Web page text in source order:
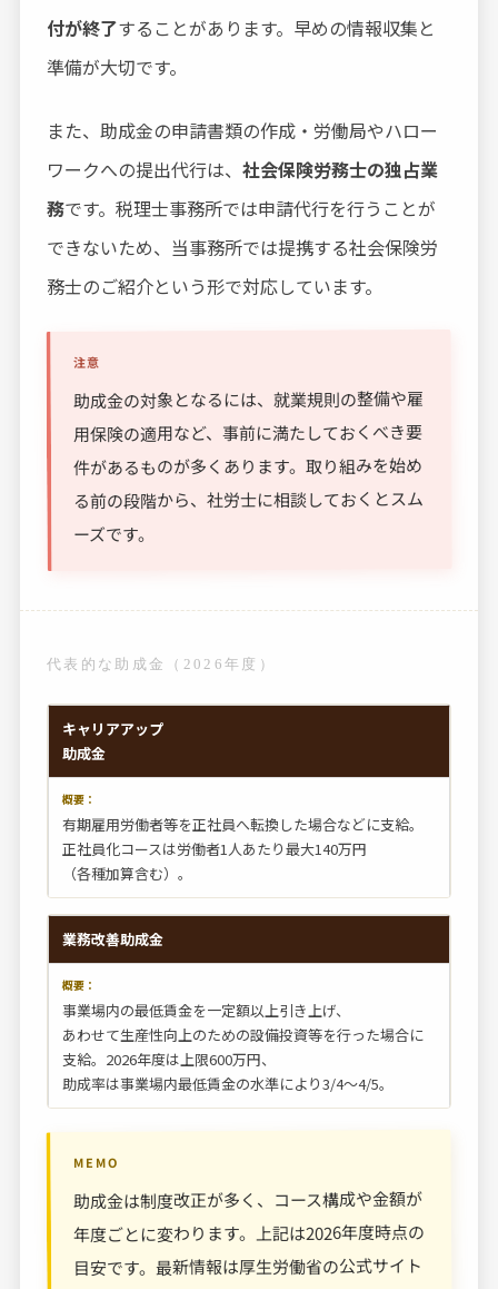
付が終了することがあります。早めの情報収集と
準備が大切です。
また、助成金の申請書類の作成・労働局やハロー
ワークへの提出代行は、 社会保険労務士の独占業
務です。税理士事務所では申請代行を行うことが
できないため、当事務所では提携する社会保険労
務士のご紹介という形で対応しています。
注意
助成金の対象となるには、就業規則の整備や雇
用保険の適用など、事前に満たしておくべき要
件があるものが多くあります。取り組みを始め
る前の段階から、社労士に相談しておくとスム
ーズです。
代表的な助成金（2026年度）
キャリアアップ
助成金
有期雇用労働者等を正社員へ転換した場合などに支給。
正社員化コースは労働者1人あたり最大140万円
（各種加算含む）。
業務改善助成金
事業場内の最低賃金を一定額以上引き上げ、
あわせて生産性向上のための設備投資等を行った場合に
支給。2026年度は上限600万円、
助成率は事業場内最低賃金の水準により3/4〜4/5。
MEMO
助成金は制度改正が多く、コース構成や金額が
年度ごとに変わります。上記は2026年度時点の
目安です。最新情報は厚生労働省の公式サイト